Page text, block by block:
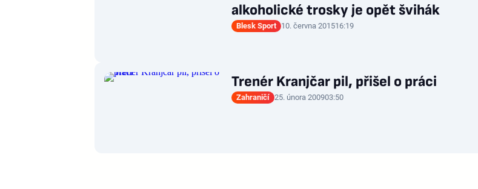
alkoholické trosky je opět švihák
Blesk Sport 10. června 201516:19
Trenér Kranjčar pil, přišel o práci
Zahraničí 25. února 200903:50